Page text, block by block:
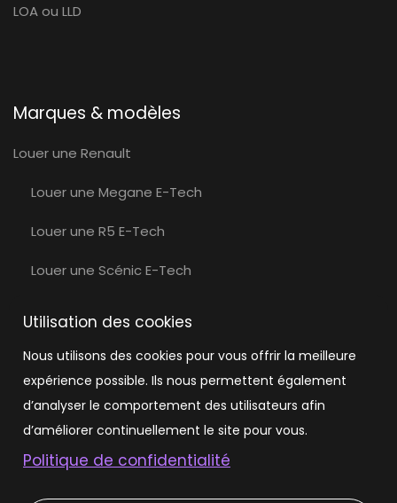
LOA ou LLD
Marques & modèles
Louer une Renault
Louer une Megane E-Tech
Louer une R5 E-Tech
Louer une Scénic E-Tech
Louer une Volvo EX30
Louer une Tesla
Louer une Tesla Model 3
Louer une Tesla Model Y
Utilisation des cookies
Nous utilisons des cookies pour vous offrir la meilleure
expérience possible. Ils nous permettent également
d’analyser le comportement des utilisateurs afin
d’améliorer continuellement le site pour vous.
Politique de confidentialité